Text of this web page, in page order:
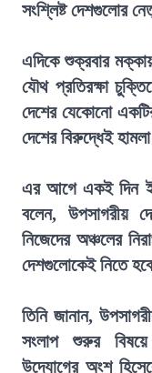
সংশ্লিষ্ট দেশগুলোর
এদিকে শুক্রবার
যৌথ প্রতিরক্ষা
দেশের যেকোনো
দেশের বিরুদ্ধেই
এর আগে একই দিন
বলেন, উপসাগরীয়
নিজেদের অঞ্চলের
দেশগুলোকেই নিতে
তিনি জানান,
সংলাপ শুরুর
উদ্যোগের অংশ